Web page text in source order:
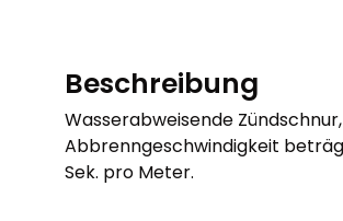
Beschreibung
Wasserabweisende
Abbrenngeschwindigkeit
Sek. pro Meter.